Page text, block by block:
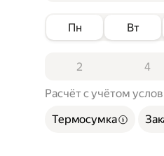
Пн Вт
2 4
Расчёт с учётом
Термосумка